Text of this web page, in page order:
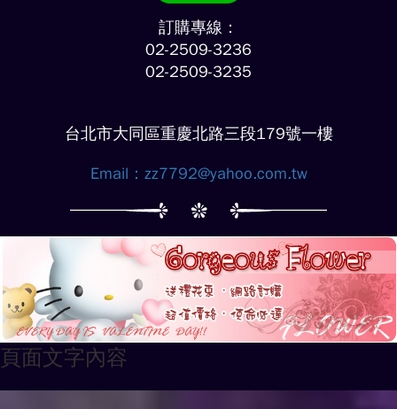
訂購專線：
02-2509-3236
02-2509-3235
台北市大同區重慶北路三段179號一樓
Email： zz7792@yahoo.com.tw
頁面文字內容